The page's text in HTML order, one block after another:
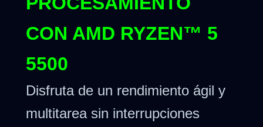
CON AMD RYZEN™ 5
5500
Disfruta de un rendimiento ágil y
multitarea sin interrupciones